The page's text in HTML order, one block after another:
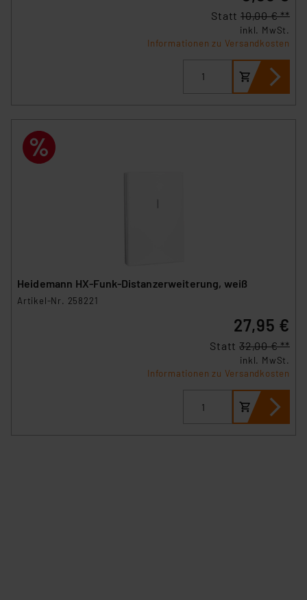
Statt 10,00 € **
inkl. MwSt.
Informationen zu Versandkosten
Heidemann HX-Funk-Distanzerweiterung, weiß
Artikel-Nr. 258221
27,95 €
Statt 32,00 € **
inkl. MwSt.
Informationen zu Versandkosten